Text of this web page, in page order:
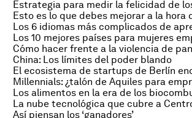
Los 6 idiomas más complicados de
Los 10 mejores países para mujeres
China: Los límites del poder blando
Los alimentos en la era de los
La nube tecnológica que cubre a
Así piensan los ‘ganadores’